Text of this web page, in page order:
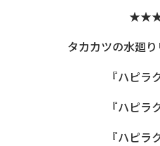
タカカツの水廻
『ハピラ
『ハピラ
『ハピラ